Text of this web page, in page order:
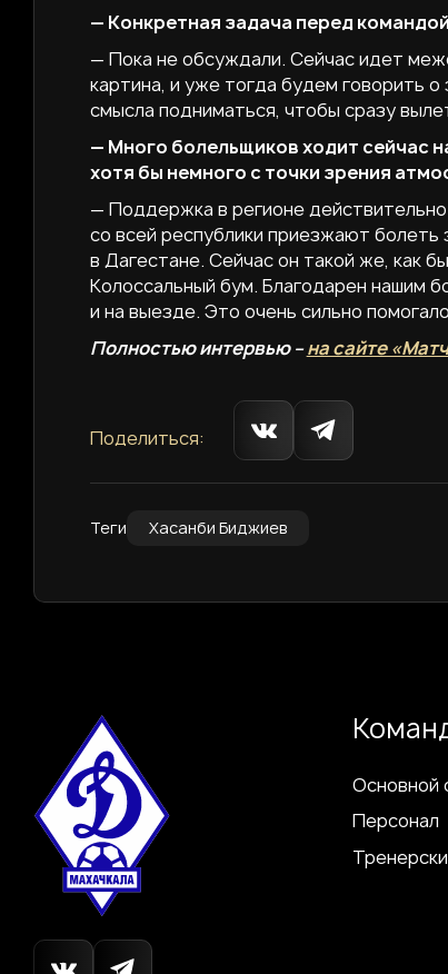
— Конкретная задача перед
— Пока не обсуждали. Сейчас идет
картина, и уже тогда будем говорить
смысла подниматься, чтобы сразу
— Много болельщиков ходит сейчас
хотя бы немного с точки зрения
— Поддержка в регионе
со всей республики приезжают болеть
в Дагестане. Сейчас он такой же, как
Колоссальный бум. Благодарен нашим
и на выезде. Это очень сильно
Полностью интервью –на сайте
Поделиться:
Теги Хасанби Биджиев
Основной
Персонал